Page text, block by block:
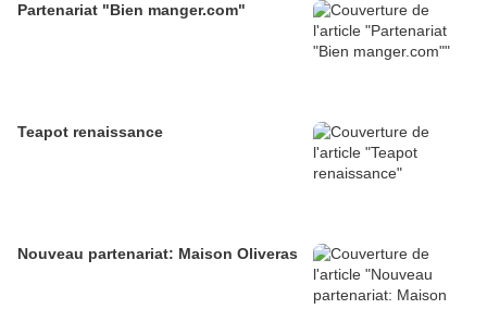
Partenariat "Bien manger.com"
Teapot renaissance
Nouveau partenariat: Maison Oliveras